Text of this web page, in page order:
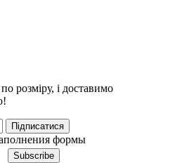
розміру, і доставимо
формы